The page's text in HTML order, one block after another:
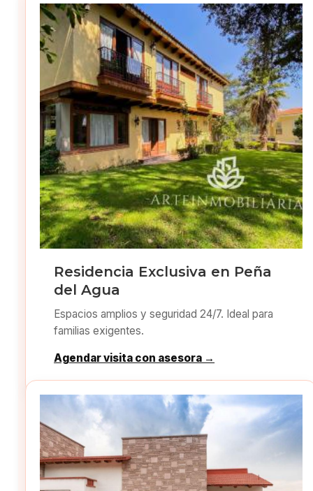
Residencia Exclusiva en Peña
del Agua
Espacios amplios y seguridad 24/7. Ideal para
familias exigentes.
Agendar visita con asesora →